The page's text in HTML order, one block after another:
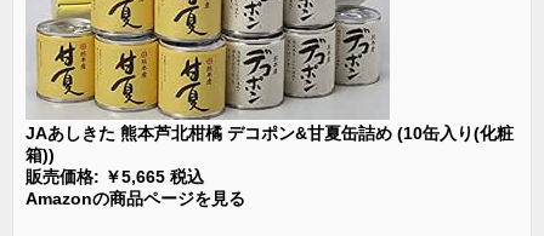
JAあしきた 熊本芦北柑橘 デコポン&甘夏缶詰め (10缶入り(化粧
箱))
販売価格: ￥5,665 税込
Amazonの商品ページを見る